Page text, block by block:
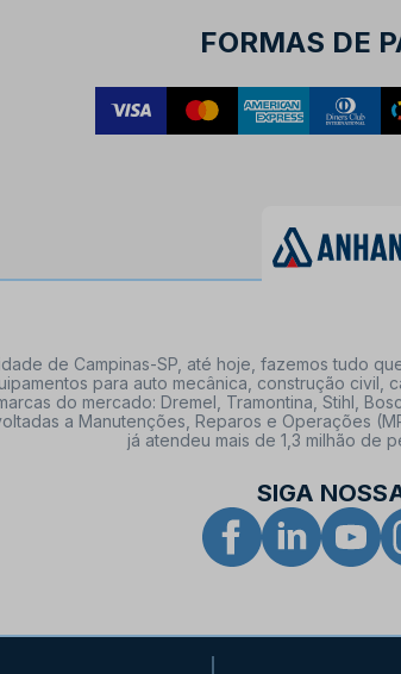
FORMAS DE
de Campinas-SP, até hoje, fazemos tudo
para auto mecânica, construção
do mercado: Dremel, Tramontina, Stihl,
a Manutenções, Reparos e Operações
já atendeu mais de 1,3 milhão de
SIGA